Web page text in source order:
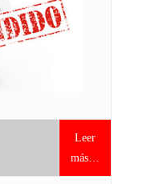
Leer
más…